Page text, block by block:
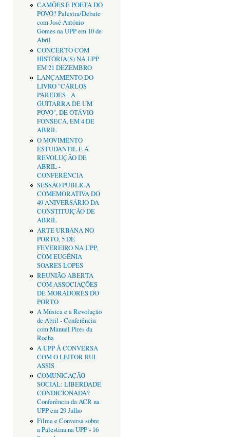
CAMÕES É POETA DO
POVO? Palestra/Debate
com José António
Gomes na UPP em 10 de
Abril
CONCERTO COM
HISTÓRIA(S) NA UPP
EM 21 DEZEMBRO
LANÇAMENTO DO
LIVRO "CARLOS
PAREDES - A
GUITARRA DE UM
POVO", DE OTÁVIO
FONSECA, EM 4 DE
ABRIL
O MOVIMENTO
ESTUDANTIL E A
REVOLUÇÃO DE
ABRIL -
CONFERÊNCIA
SESSÃO PÚBLICA
COMEMORATIVA DO
49 ANIVERSÁRIO DA
CONSTITUIÇÃO DE
ABRIL
ARTE URBANA NO
PORTO, 5 DE
FEVEREIRO NA UPP,
COM EUGÉNIA
SOARES LOPES
REUNIÃO ABERTA
COM ASSOCIAÇÕES
DE MORADORES DO
PORTO
A Música e a Revolução
de Abril - Conferência
com Manuel Pires da
Rocha
A UPP À CONVERSA
COM O LEITOR RUI
ASSIS
COMUNICAÇÃO
SOCIAL: LIBERDADE
CONDICIONADA? -
Conferência da ACR na
UPP em 29 Julho
Filme e Conversa sobre
a Palestina na UPP - 16